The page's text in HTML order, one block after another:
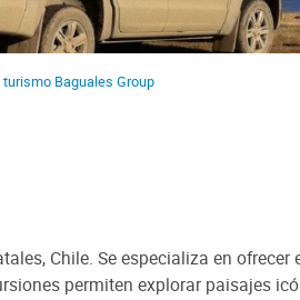
Baguales Group
Chile. Se especializa en
permiten explorar paisajes